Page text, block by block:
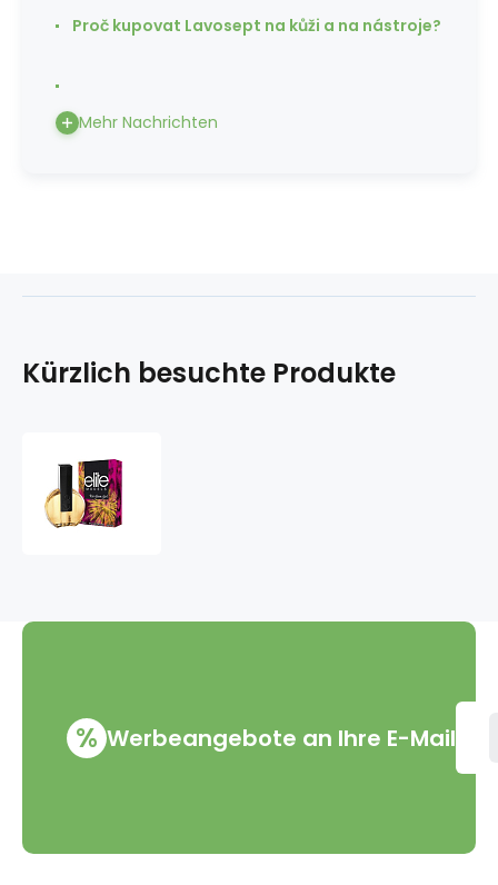
Proč kupovat Lavosept na kůži a na nástroje?
Mehr Nachrichten
Kürzlich besuchte Produkte
Eau
% Werbeangebote an Ihre E-Mail